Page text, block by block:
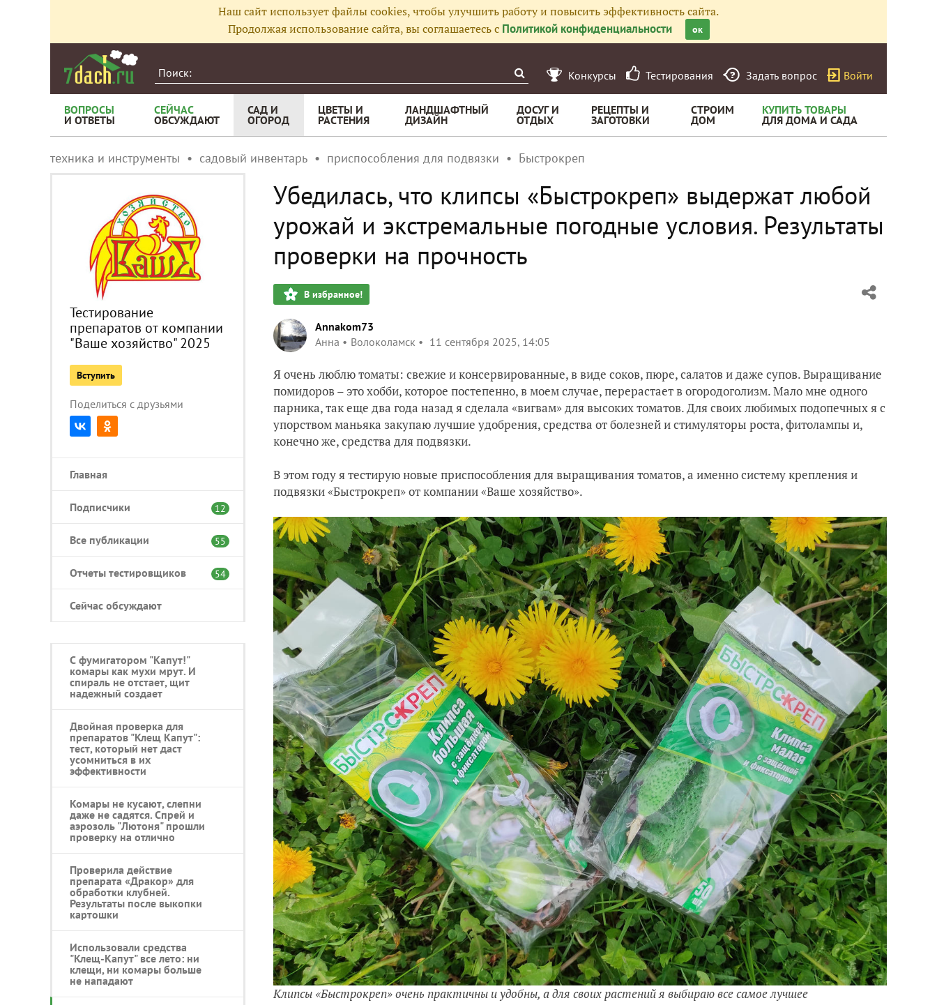
Наш сайт использует файлы cookies, чтобы улучшить работу и повысить эффективность сайта.
Продолжая использование сайта, вы соглашаетесь с Политикой конфиденциальности ок
Конкурсы Тестирования Задать вопрос Войти
ВОПРОСЫ
И ОТВЕТЫ
СЕЙЧАС
ОБСУЖДАЮТ
САД И
ОГОРОД
ЦВЕТЫ И
РАСТЕНИЯ
ЛАНДШАФТНЫЙ
ДИЗАЙН
ДОСУГ И
ОТДЫХ
РЕЦЕПТЫ И
ЗАГОТОВКИ
СТРОИМ
ДОМ
КУПИТЬ ТОВАРЫ
ДЛЯ ДОМА И САДА
техника и инструменты садовый инвентарь приспособления для подвязки Быстрокреп
Тестирование
препаратов от компании
"Ваше хозяйство" 2025
Вступить
Поделиться с друзьями
Главная
Подписчики 12
Все публикации 55
Отчеты тестировщиков 54
Сейчас обсуждают
С фумигатором "Капут!"
комары как мухи мрут. И
спираль не отстает, щит
надежный создает
Двойная проверка для
препаратов "Клещ Капут":
тест, который нет даст
усомниться в их
эффективности
Комары не кусают, слепни
даже не садятся. Спрей и
аэрозоль "Лютоня" прошли
проверку на отлично
Проверила действие
препарата «Дракор» для
обработки клубней.
Результаты после выкопки
картошки
Использовали средства
"Клещ-Капут" все лето: ни
клещи, ни комары больше
не нападают
Убедилась, что клипсы «Быстрокреп» выдержат любой
урожай и экстремальные погодные условия. Результаты
проверки на прочность
В избранное!
Annakom73
Анна
Волоколамск 11 сентября 2025, 14:05
Я очень люблю томаты: свежие и консервированные, в виде соков, пюре, салатов и даже супов. Выращивание
помидоров – это хобби, которое постепенно, в моем случае, перерастает в огородоголизм. Мало мне одного
парника, так еще два года назад я сделала «вигвам» для высоких томатов. Для своих любимых подопечных я с
упорством маньяка закупаю лучшие удобрения, средства от болезней и стимуляторы роста, фитолампы и,
конечно же, средства для подвязки.
В этом году я тестирую новые приспособления для выращивания томатов, а именно систему крепления и
подвязки «Быстрокреп» от компании «Ваше хозяйство».
Клипсы «Быстрокреп» очень практичны и удобны, а для своих растений я выбираю все самое лучшее